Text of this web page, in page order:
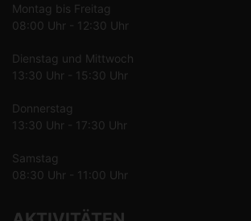
Montag bis Freitag
08:00 Uhr - 12:30 Uhr
Dienstag und Mittwoch
13:30 Uhr - 15:30 Uhr
Donnerstag
13:30 Uhr - 17:30 Uhr
Samstag
08:30 Uhr - 11:00 Uhr